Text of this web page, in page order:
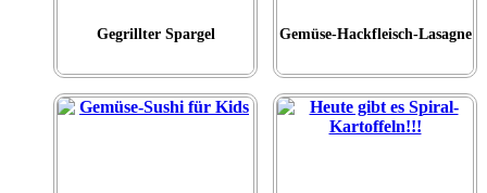
Gegrillter Spargel Gemüse-Hackfleisch-Lasagne